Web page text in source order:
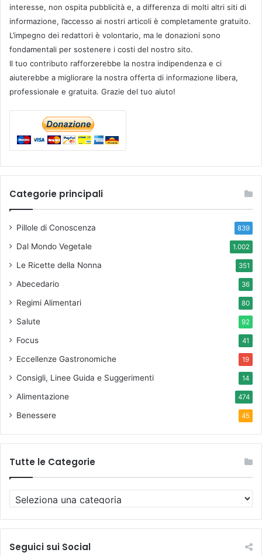
interesse, non ospita pubblicità e, a differenza di molti altri siti di
informazione, l’accesso ai nostri articoli è completamente gratuito.
L’impegno dei redattori è volontario, ma le donazioni sono
fondamentali per sostenere i costi del nostro sito.
Il tuo contributo rafforzerebbe la nostra indipendenza e ci
aiuterebbe a migliorare la nostra offerta di informazione libera,
professionale e gratuita. Grazie del tuo aiuto!
Categorie principali
Pillole di Conoscenza 839
Dal Mondo Vegetale 1.002
Le Ricette della Nonna 351
Abecedario 36
Regimi Alimentari 80
Salute 92
Focus 41
Eccellenze Gastronomiche 19
Consigli, Linee Guida e Suggerimenti 14
Alimentazione 474
Benessere 45
Tutte le Categorie
u
t
e
Seguici sui Social